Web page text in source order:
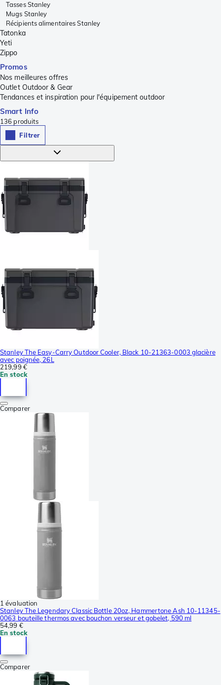
Tasses Stanley
Mugs Stanley
Récipients alimentaires Stanley
Tatonka
Yeti
Zippo
Promos
Nos meilleures offres
Outlet Outdoor & Gear
Tendances et inspiration pour l'équipement outdoor
Smart Info
136 produits
Filtrer
Stanley The Easy-Carry Outdoor Cooler, Black 10-21363-0003 glacière
avec poignée, 26L
219,99 €
En stock
Comparer
1 évaluation
Stanley The Legendary Classic Bottle 20oz, Hammertone Ash 10-11345-
0063 bouteille thermos avec bouchon verseur et gobelet, 590 ml
54,99 €
En stock
Comparer